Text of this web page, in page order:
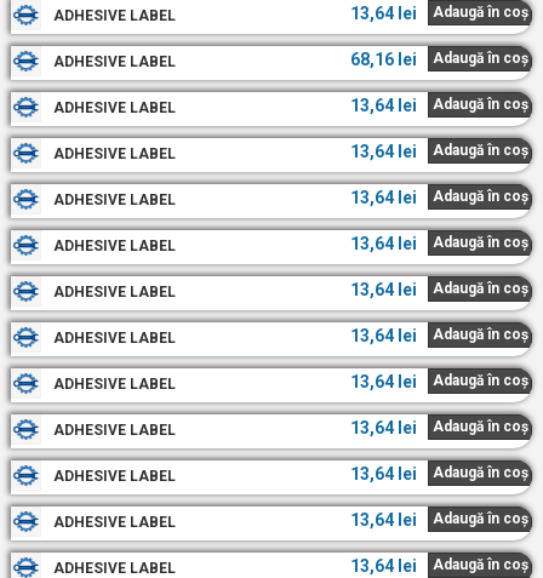
ADHESIVE LABEL 13,64 lei Adaugă în coș
ADHESIVE LABEL 68,16 lei Adaugă în coș
ADHESIVE LABEL 13,64 lei Adaugă în coș
ADHESIVE LABEL 13,64 lei Adaugă în coș
ADHESIVE LABEL 13,64 lei Adaugă în coș
ADHESIVE LABEL 13,64 lei Adaugă în coș
ADHESIVE LABEL 13,64 lei Adaugă în coș
ADHESIVE LABEL 13,64 lei Adaugă în coș
ADHESIVE LABEL 13,64 lei Adaugă în coș
ADHESIVE LABEL 13,64 lei Adaugă în coș
ADHESIVE LABEL 13,64 lei Adaugă în coș
ADHESIVE LABEL 13,64 lei Adaugă în coș
ADHESIVE LABEL 13,64 lei Adaugă în coș